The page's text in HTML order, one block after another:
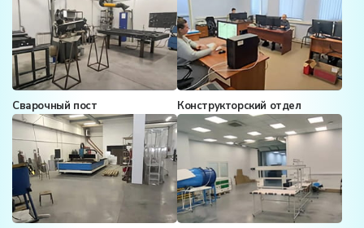
Сварочный пост Конструкторский отдел